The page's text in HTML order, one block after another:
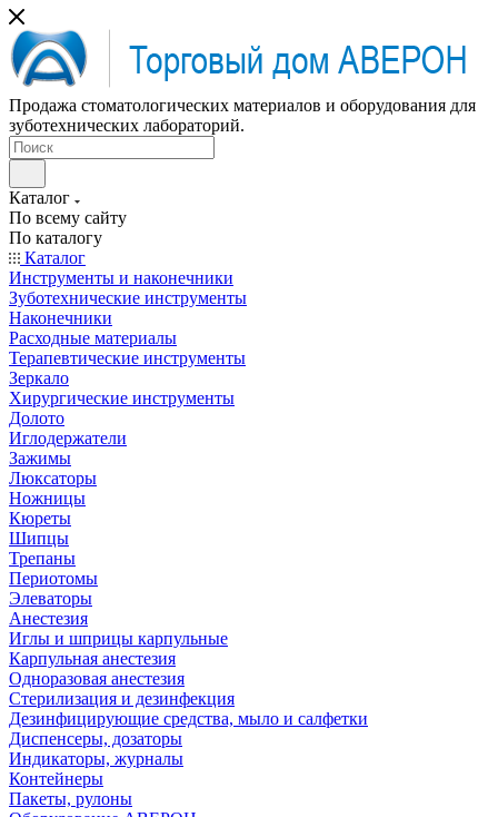
Продажа стоматологических материалов и оборудования для
зуботехнических лабораторий.
Каталог
По всему сайту
По каталогу
Каталог
Инструменты и наконечники
Зуботехнические инструменты
Наконечники
Расходные материалы
Терапевтические инструменты
Зеркало
Хирургические инструменты
Долото
Иглодержатели
Зажимы
Люксаторы
Ножницы
Кюреты
Шипцы
Трепаны
Периотомы
Элеваторы
Анестезия
Иглы и шприцы карпульные
Карпульная анестезия
Одноразовая анестезия
Стерилизация и дезинфекция
Дезинфицирующие средства, мыло и салфетки
Диспенсеры, дозаторы
Индикаторы, журналы
Контейнеры
Пакеты, рулоны